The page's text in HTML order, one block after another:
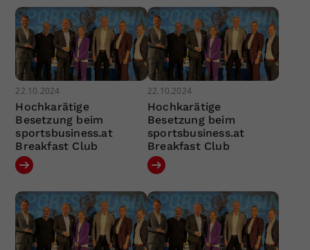
22.10.2024
Hochkarätige
Besetzung beim
sportsbusiness.at
Breakfast Club
22.10.2024
Hochkarätige
Besetzung beim
sportsbusiness.at
Breakfast Club